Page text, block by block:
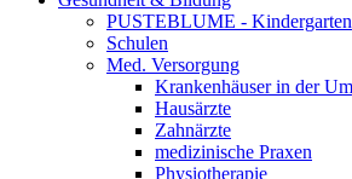
PUSTEBLUME - Kindergarten
Schulen
Med. Versorgung
Krankenhäuser in der
Hausärzte
Zahnärzte
medizinische Praxen
Physiotherapie